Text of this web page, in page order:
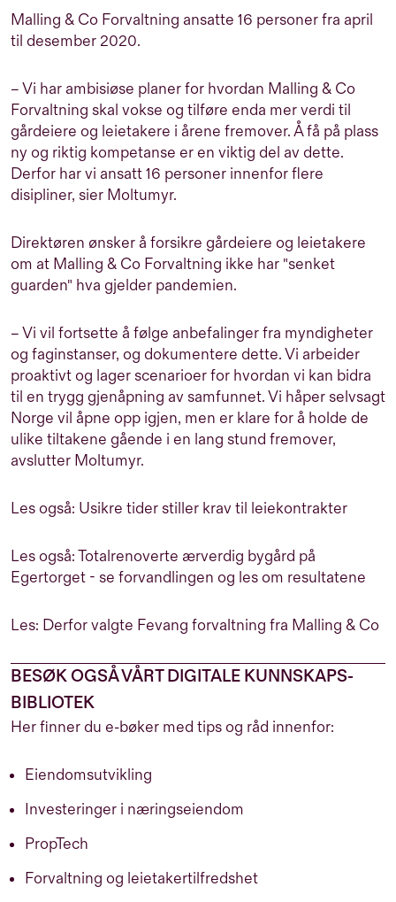
Malling & Co Forvaltning ansatte 16 personer fra april
til desember 2020.
– Vi har ambisiøse planer for hvordan Malling & Co
Forvaltning skal vokse og tilføre enda mer verdi til
gårdeiere og leietakere i årene fremover. Å få på plass
ny og riktig kompetanse er en viktig del av dette.
Derfor har vi ansatt 16 personer innenfor flere
disipliner, sier Moltumyr.
Direktøren ønsker å forsikre gårdeiere og leietakere
om at Malling & Co Forvaltning ikke har "senket
guarden" hva gjelder pandemien.
– Vi vil fortsette å følge anbefalinger fra myndigheter
og faginstanser, og dokumentere dette. Vi arbeider
proaktivt og lager scenarioer for hvordan vi kan bidra
til en trygg gjenåpning av samfunnet. Vi håper selvsagt
Norge vil åpne opp igjen, men er klare for å holde de
ulike tiltakene gående i en lang stund fremover,
avslutter Moltumyr.
Les også: Usikre tider stiller krav til leiekontrakter
Les også: Totalrenoverte ærverdig bygård på
Egertorget - se forvandlingen og les om resultatene
Les: Derfor valgte Fevang forvaltning fra Malling & Co
BESØK OGSÅ VÅRT DIGITALE KUNNSKAPS-
BIBLIOTEK
Her finner du e-bøker med tips og råd innenfor:
Eiendomsutvikling
Investeringer i næringseiendom
PropTech
Forvaltning og leietakertilfredshet